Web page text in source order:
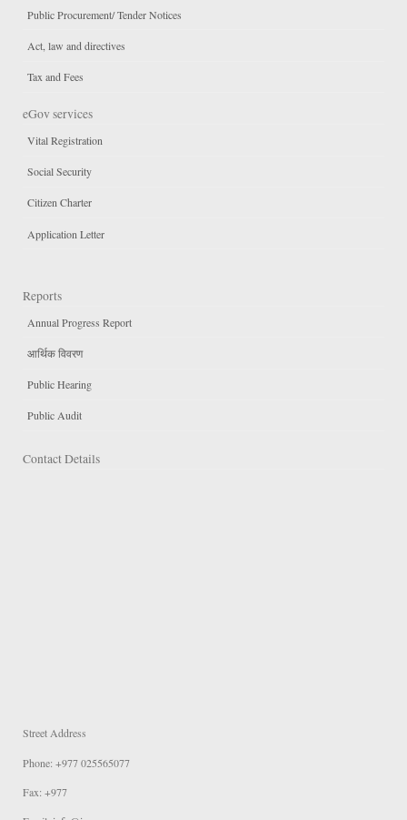
Public Procurement/ Tender Notices
Act, law and directives
Tax and Fees
eGov services
Vital Registration
Social Security
Citizen Charter
Application Letter
Reports
Annual Progress Report
आर्थिक विवरण
Public Hearing
Public Audit
Contact Details
Street Address
Phone: +977 025565077
Fax: +977